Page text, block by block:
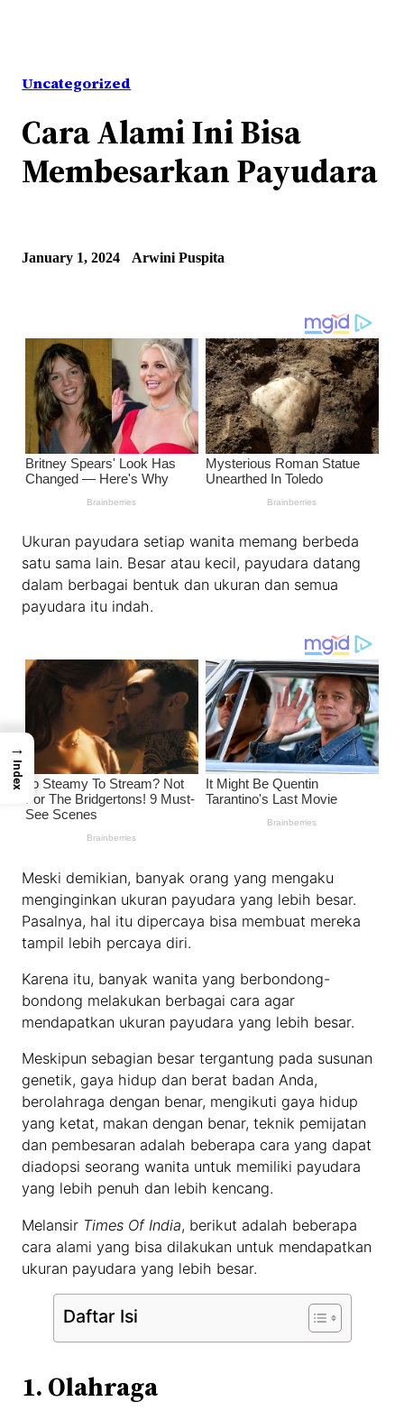
Uncategorized
Cara Alami Ini Bisa
Membesarkan Payudara
January 1, 2024 Arwini Puspita
Ukuran payudara setiap wanita memang berbeda
satu sama lain. Besar atau kecil, payudara datang
dalam berbagai bentuk dan ukuran dan semua
payudara itu indah.
Meski demikian, banyak orang yang mengaku
menginginkan ukuran payudara yang lebih besar.
Pasalnya, hal itu dipercaya bisa membuat mereka
tampil lebih percaya diri.
Karena itu, banyak wanita yang berbondong-
bondong melakukan berbagai cara agar
mendapatkan ukuran payudara yang lebih besar.
Meskipun sebagian besar tergantung pada susunan
genetik, gaya hidup dan berat badan Anda,
berolahraga dengan benar, mengikuti gaya hidup
yang ketat, makan dengan benar, teknik pemijatan
dan pembesaran adalah beberapa cara yang dapat
diadopsi seorang wanita untuk memiliki payudara
yang lebih penuh dan lebih kencang.
Melansir Times Of India, berikut adalah beberapa
cara alami yang bisa dilakukan untuk mendapatkan
ukuran payudara yang lebih besar.
Daftar Isi
1. Olahraga
→
Index